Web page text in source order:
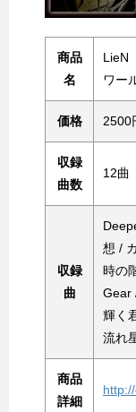
商品
名
LieN
ワー
価格 2500
収録
曲数
12曲
収録
曲
想 /
時の
Gear
輝く
流れ
商品
詳細